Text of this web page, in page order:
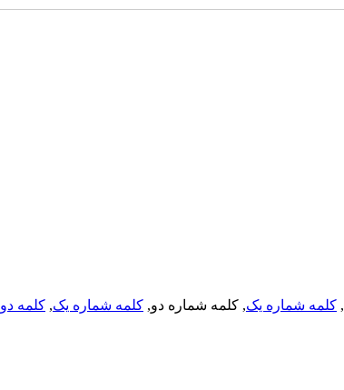
, کلمه شماره یک, کلمه شماره دو, کلمه شماره یک, کلمه دو